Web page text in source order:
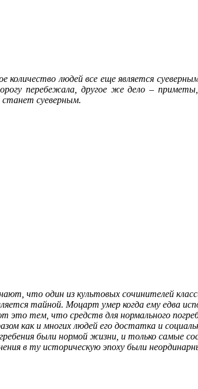
количество людей все еще является
перебежала, другое же дело –
суеверным.
что один из культовых сочинителей
тайной. Моцарт умер когда ему едва
это тем, что средств для нормального
как и многих людей его достатка и
были нормой жизни, и только самые
в ту историческую эпоху были